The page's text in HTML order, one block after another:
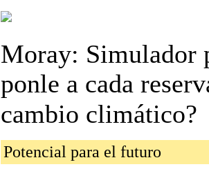
Moray: Simulador
ponle a cada
cambio climático?
Potencial para el futuro